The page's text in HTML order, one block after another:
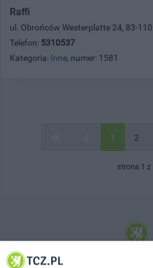
Raffi
ul. Obrońców Westerplatte 24, 83-110
Telefon: 5310537
Kategoria: Inne, numer: 1581
1 2
strona 1 z
© 2001-2026 Tczew - TCZ.PL Sp. z o.o.